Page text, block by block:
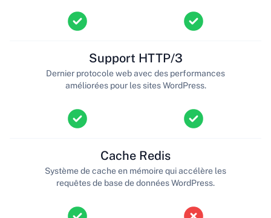
Support HTTP/3
Dernier protocole web avec des performances
améliorées pour les sites WordPress.
Cache Redis
Système de cache en mémoire qui accélère les
requêtes de base de données WordPress.